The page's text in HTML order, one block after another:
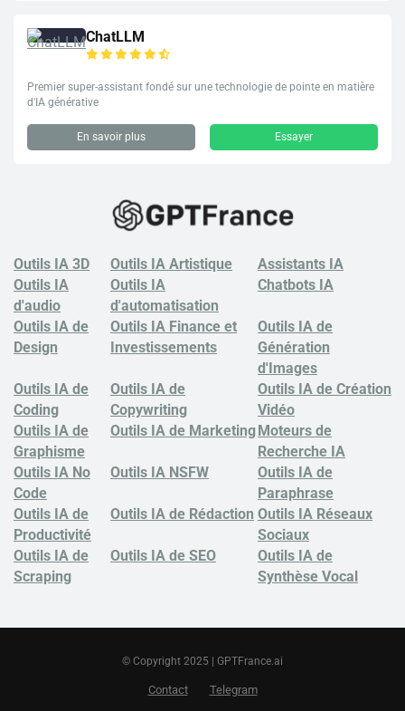
ChatLLM
Premier super-assistant fondé sur une technologie de pointe en matière
d'IA générative
En savoir plus Essayer
Outils IA 3D Outils IA Artistique
Assistants IA
Outils IA
d'audio
Outils IA
d'automatisation
Chatbots IA
Outils IA de
Design
Outils IA Finance et
Investissements
Outils IA de
Génération
d'Images
Outils IA de
Coding
Outils IA de
Copywriting
Outils IA de Création
Vidéo
Outils IA de
Graphisme
Outils IA de MarketingMoteurs de
Recherche IA
Outils IA No
Code
Outils IA NSFW
Outils IA de
Paraphrase
Outils IA de
Productivité
Outils IA de Rédaction Outils IA Réseaux
Sociaux
Outils IA de
Scraping
Outils IA de SEO
Outils IA de
Synthèse Vocal
© Copyright 2025 | GPTFrance.ai
Contact Telegram